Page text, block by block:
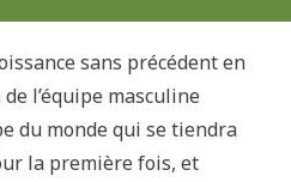
sans précédent en
l’équipe masculine
du monde qui se tiendra
la première fois, et